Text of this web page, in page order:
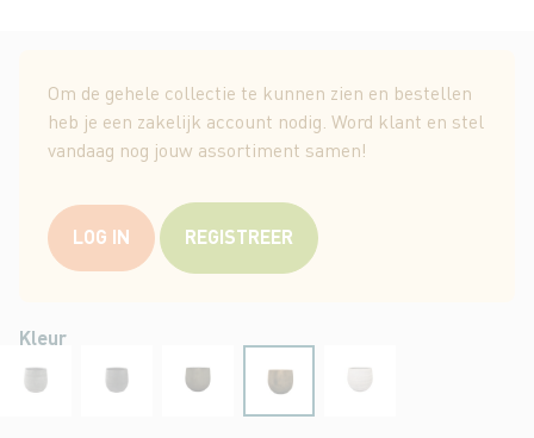
begin
afbeeldingen-
gallerij
Om de gehele collectie te kunnen zien en bestellen
heb je een zakelijk account nodig. Word klant en stel
vandaag nog jouw assortiment samen!
LOG IN REGISTREER
Kleur